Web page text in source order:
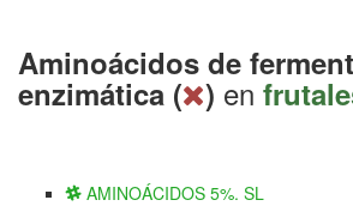
Aminoácidos de
enzimática ( ) en
AMINOÁCIDOS 5%. SL